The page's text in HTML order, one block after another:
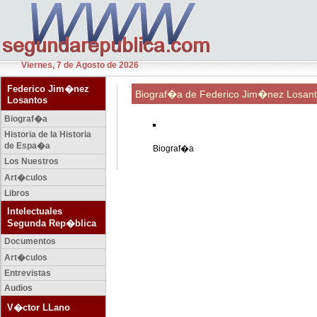
Viernes, 7 de Agosto de 2026
Federico Jim�nez
Losantos
Biograf�a
Historia de la Historia
de Espa�a
Los Nuestros
Art�culos
Libros
Intelectuales
Segunda Rep�blica
Documentos
Art�culos
Entrevistas
Audios
V�ctor LLano
Biograf�a de Federico Jim�nez
Biograf�a